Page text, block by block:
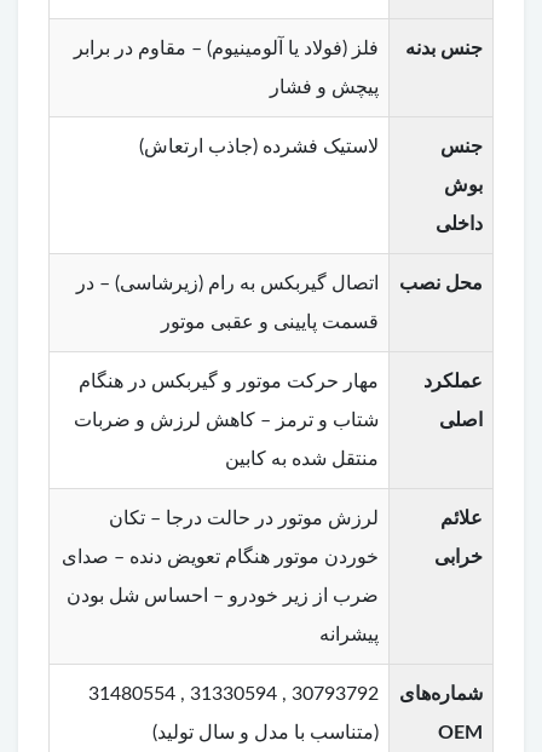
جنس بدنه
فلز (فولاد یا آلومینیوم) – مقاوم در برابر
پیچش و فشار
جنس
بوش
داخلی
لاستیک فشرده (جاذب ارتعاش)
محل نصب
اتصال گیربکس به رام (زیرشاسی) – در
قسمت پایینی و عقبی موتور
عملکرد
اصلی
مهار حرکت موتور و گیربکس در هنگام
شتاب و ترمز – کاهش لرزش و ضربات
منتقل شده به کابین
علائم
خرابی
لرزش موتور در حالت درجا – تکان
خوردن موتور هنگام تعویض دنده – صدای
ضرب از زیر خودرو – احساس شل بودن
پیشرانه
شماره‌های
OEM
30793792 , 31330594 , 31480554
(متناسب با مدل و سال تولید)